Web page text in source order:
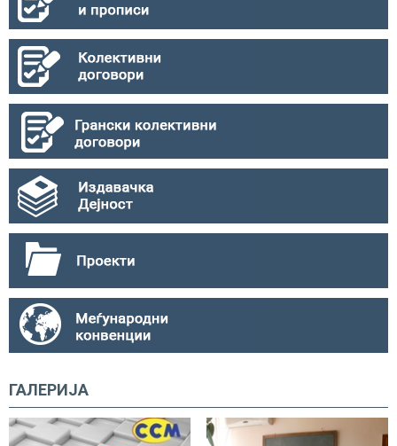
ГАЛЕРИЈА